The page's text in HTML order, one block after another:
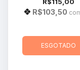
R$103,50
ESGOTADO